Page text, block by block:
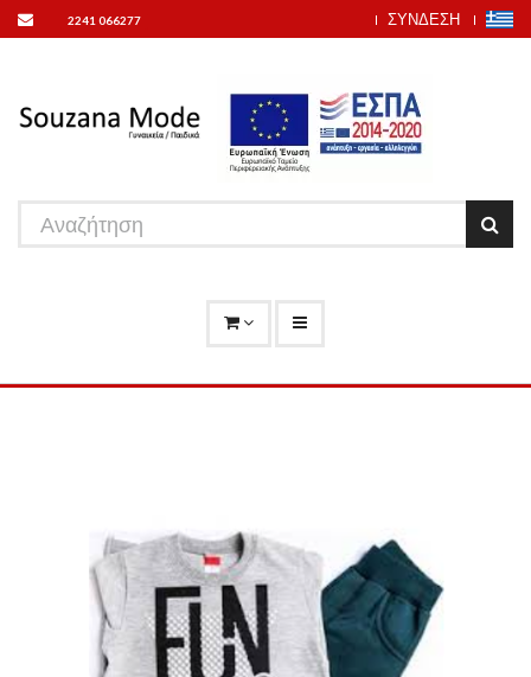
2241 066277 ΣΥΝΔΕΣΗ